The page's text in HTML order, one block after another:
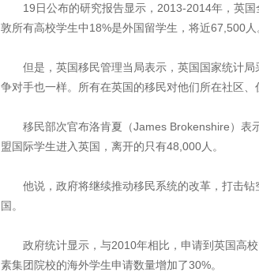
19日公布的研究报告显示，2013-2014年，英国
敦所有高校学生中18%是外国留学生，将近67,500人
但是，英国移民管理当局表示，英国国家统计局
争对手也一样。所有在英国的移民对他们所在社区
移民部次官布洛肯夏（James Brokenshire）表
盟国际学生进入英国，离开的只有48,000人。
他说，政府将继续推动移民系统的改革，打击钻
国。
政府统计显示，与2010年相比，申请到英国高校
素集团院校的海外学生申请数量增加了30%。